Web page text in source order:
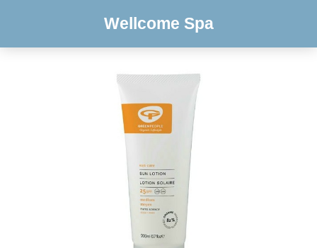
Wellcome Spa